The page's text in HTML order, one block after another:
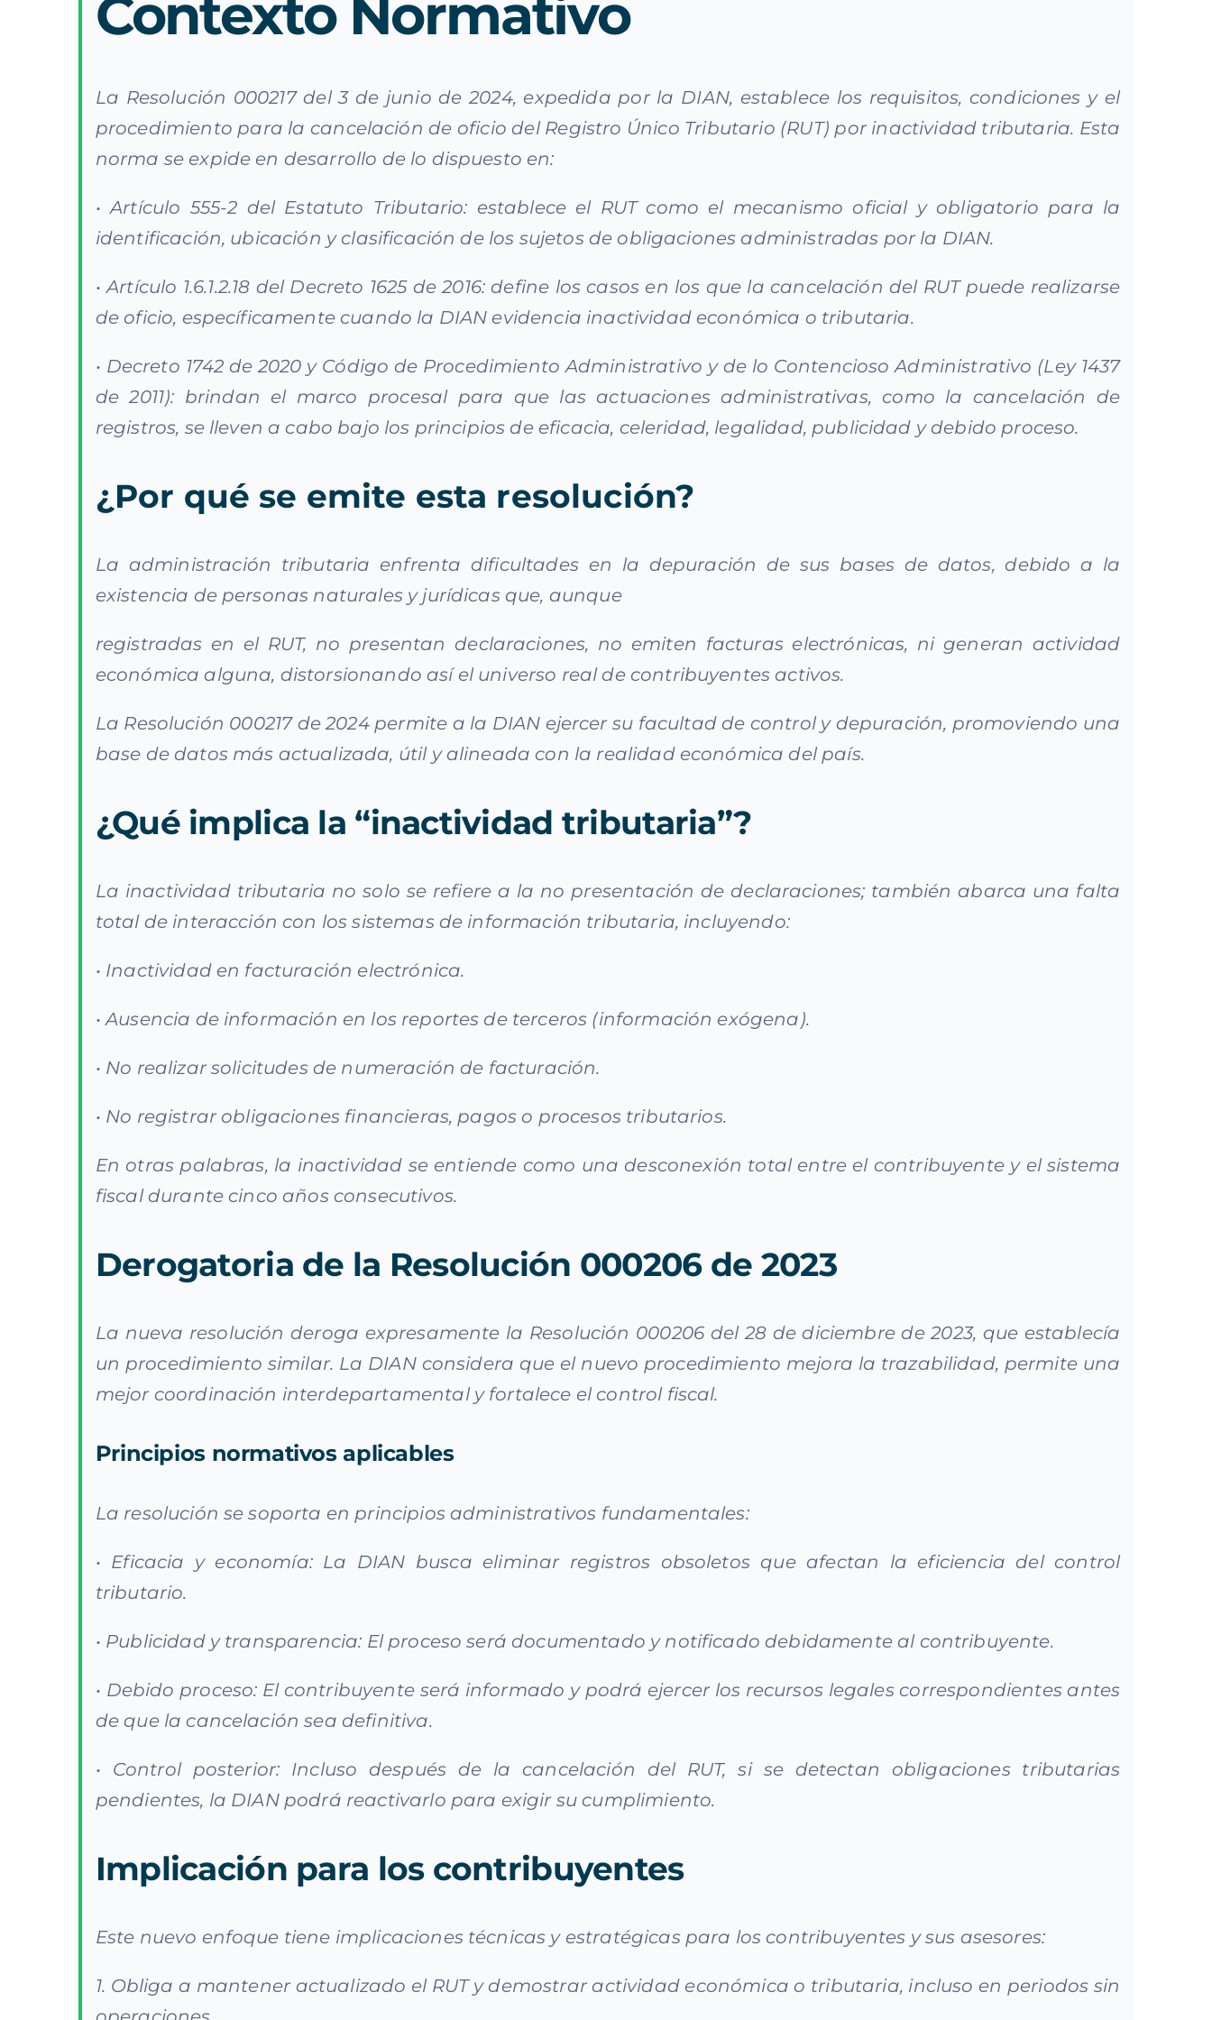
Contexto Normativo
La Resolución 000217 del 3 de junio de 2024, expedida por la DIAN, establece los requisitos, condiciones y el
procedimiento para la cancelación de oficio del Registro Único Tributario (RUT) por inactividad tributaria. Esta
norma se expide en desarrollo de lo dispuesto en:
• Artículo 555-2 del Estatuto Tributario: establece el RUT como el mecanismo oficial y obligatorio para la
identificación, ubicación y clasificación de los sujetos de obligaciones administradas por la DIAN.
• Artículo 1.6.1.2.18 del Decreto 1625 de 2016: define los casos en los que la cancelación del RUT puede realizarse
de oficio, específicamente cuando la DIAN evidencia inactividad económica o tributaria.
• Decreto 1742 de 2020 y Código de Procedimiento Administrativo y de lo Contencioso Administrativo (Ley 1437
de 2011): brindan el marco procesal para que las actuaciones administrativas, como la cancelación de
registros, se lleven a cabo bajo los principios de eficacia, celeridad, legalidad, publicidad y debido proceso.
¿Por qué se emite esta resolución?
La administración tributaria enfrenta dificultades en la depuración de sus bases de datos, debido a la
existencia de personas naturales y jurídicas que, aunque
registradas en el RUT, no presentan declaraciones, no emiten facturas electrónicas, ni generan actividad
económica alguna, distorsionando así el universo real de contribuyentes activos.
La Resolución 000217 de 2024 permite a la DIAN ejercer su facultad de control y depuración, promoviendo una
base de datos más actualizada, útil y alineada con la realidad económica del país.
¿Qué implica la “inactividad tributaria”?
La inactividad tributaria no solo se refiere a la no presentación de declaraciones; también abarca una falta
total de interacción con los sistemas de información tributaria, incluyendo:
• Inactividad en facturación electrónica.
• Ausencia de información en los reportes de terceros (información exógena).
• No realizar solicitudes de numeración de facturación.
• No registrar obligaciones financieras, pagos o procesos tributarios.
En otras palabras, la inactividad se entiende como una desconexión total entre el contribuyente y el sistema
fiscal durante cinco años consecutivos.
Derogatoria de la Resolución 000206 de 2023
La nueva resolución deroga expresamente la Resolución 000206 del 28 de diciembre de 2023, que establecía
un procedimiento similar. La DIAN considera que el nuevo procedimiento mejora la trazabilidad, permite una
mejor coordinación interdepartamental y fortalece el control fiscal.
Principios normativos aplicables
La resolución se soporta en principios administrativos fundamentales:
• Eficacia y economía: La DIAN busca eliminar registros obsoletos que afectan la eficiencia del control
tributario.
• Publicidad y transparencia: El proceso será documentado y notificado debidamente al contribuyente.
• Debido proceso: El contribuyente será informado y podrá ejercer los recursos legales correspondientes antes
de que la cancelación sea definitiva.
• Control posterior: Incluso después de la cancelación del RUT, si se detectan obligaciones tributarias
pendientes, la DIAN podrá reactivarlo para exigir su cumplimiento.
Implicación para los contribuyentes
Este nuevo enfoque tiene implicaciones técnicas y estratégicas para los contribuyentes y sus asesores:
1. Obliga a mantener actualizado el RUT y demostrar actividad económica o tributaria, incluso en periodos sin